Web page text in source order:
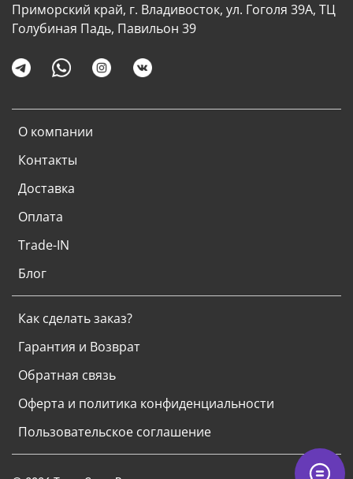
О компании
Контакты
Доставка
Оплата
Trade-IN
Блог
Как сделать заказ?
Гарантия и Возврат
Обратная связь
Оферта и политика конфиденциальности
Пользовательское соглашение
Приморский край, г. Владивосток, ул. Гоголя 39А, ТЦ
Голубиная Падь, Павильон 39